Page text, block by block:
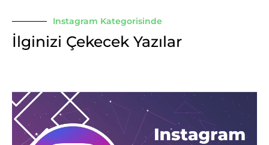
Instagram Kategorisinde
İlginizi Çekecek Yazılar